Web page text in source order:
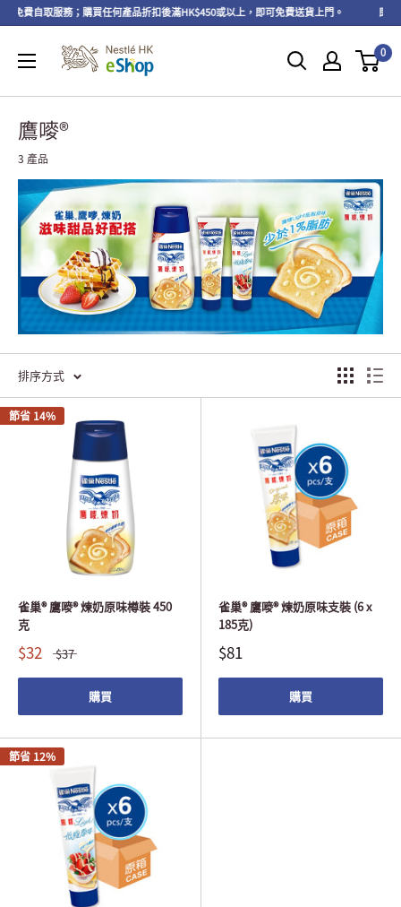
免費自取服務；購買任何產品折扣後滿HK$450或以上，即可免費送貨上門。 即
0
鷹嘜®
3 產品
排序方式
節省 14%
雀巢® 鷹嘜® 煉奶原味樽裝 450
克
$32 $37
購買
雀巢® 鷹嘜® 煉奶原味支裝 (6 x
185克)
$81
購買
節省 12%